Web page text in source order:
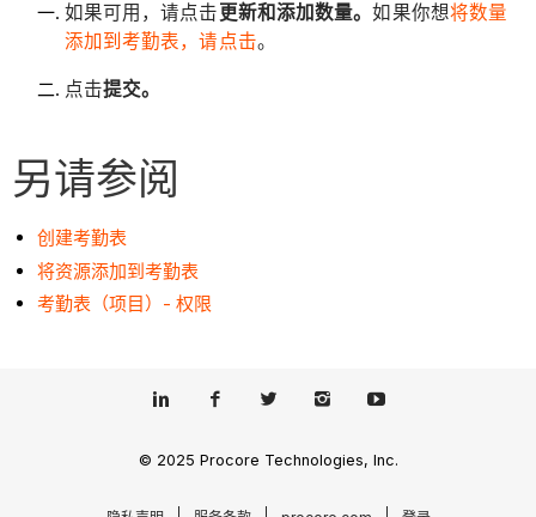
如果可用，请点击 更新和添加数量。如果你想将数量
添加到考勤表，请点击。
点击提交。
另请参阅
创建考勤表
将资源添加到考勤表
考勤表（项目）- 权限
© 2025 Procore Technologies, Inc.